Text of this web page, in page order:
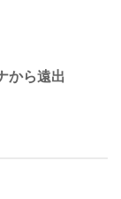
から遠出